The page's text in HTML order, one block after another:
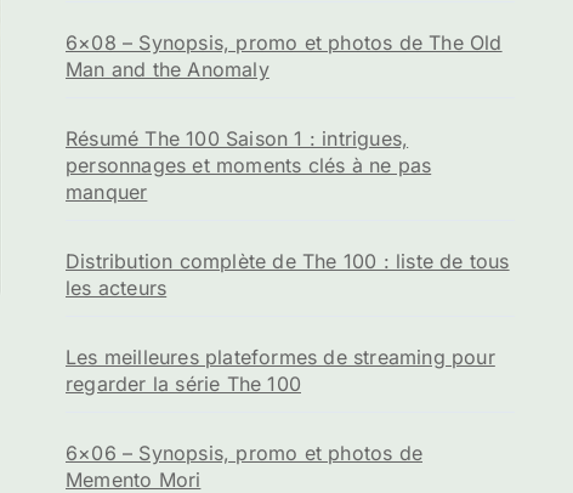
6×08 – Synopsis, promo et photos de The Old
Man and the Anomaly
Résumé The 100 Saison 1 : intrigues,
personnages et moments clés à ne pas
manquer
Distribution complète de The 100 : liste de tous
les acteurs
Les meilleures plateformes de streaming pour
regarder la série The 100
6×06 – Synopsis, promo et photos de
Memento Mori